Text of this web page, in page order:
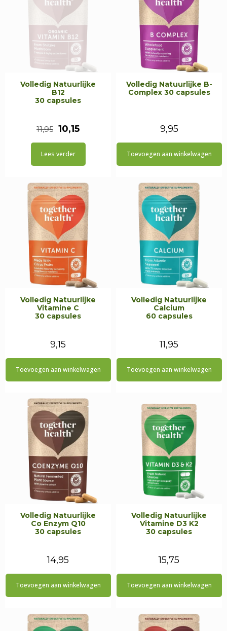
Volledig Natuurlijke
B12
30 capsules
11,95 Oorspronkelijke
prijs
10,15Huidige
prijs
Lees verder
Volledig Natuurlijke B-
Complex 30 capsules
9,95
Toevoegen aan winkelwagen
Volledig Natuurlijke
Vitamine C
30 capsules
9,15
Toevoegen aan winkelwagen
Volledig Natuurlijke
Calcium
60 capsules
11,95
Toevoegen aan winkelwagen
Volledig Natuurlijke
Co Enzym Q10
30 capsules
14,95
Toevoegen aan winkelwagen
Volledig Natuurlijke
Vitamine D3 K2
30 capsules
15,75
Toevoegen aan winkelwagen